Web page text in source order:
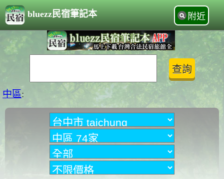
bluezz民宿筆記本 附近
中區: